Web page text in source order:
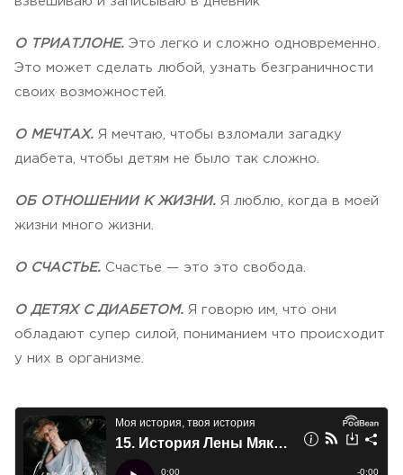
О ТРИАТЛОНЕ. Это легко и сложно одновременно.
Это может сделать любой, узнать безграничности
своих возможностей.
О МЕЧТАХ. Я мечтаю, чтобы взломали загадку
диабета, чтобы детям не было так сложно.
ОБ ОТНОШЕНИИ К ЖИЗНИ. Я люблю, когда в моей
жизни много жизни.
О СЧАСТЬЕ. Счастье — это это свобода.
О ДЕТЯХ С ДИАБЕТОМ. Я говорю им, что они
обладают супер силой, пониманием что происходит
у них в организме.